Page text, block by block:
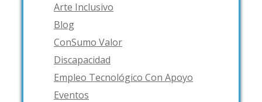
Arte Inclusivo
Blog
ConSumo Valor
Discapacidad
Empleo Tecnológico Con Apoyo
Eventos